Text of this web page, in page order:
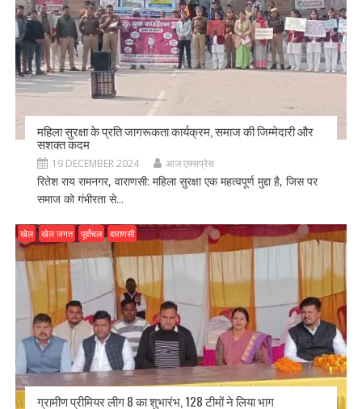
महिला सुरक्षा के प्रति जागरूकता कार्यक्रम, समाज की जिम्मेदारी और
सशक्त कदम
19 DECEMBER 2024 आज एक्सप्रेस
रितेश राय रामनगर, वाराणसी: महिला सुरक्षा एक महत्वपूर्ण मुद्दा है, जिस पर
समाज को गंभीरता से...
खेल खेल जगत पूर्वांचल वाराणसी
ग्रामीण प्रीमियर लीग 8 का शुभारंभ, 128 टीमों ने लिया भाग